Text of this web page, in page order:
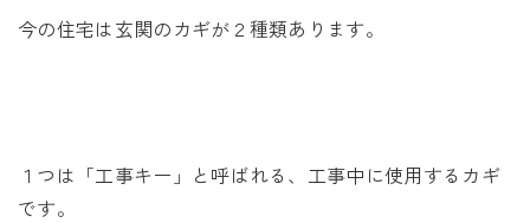
今の住宅は玄関のカギが２種類あります。
１つは「工事キー」と呼ばれる、工事中に使用するカギ
です。